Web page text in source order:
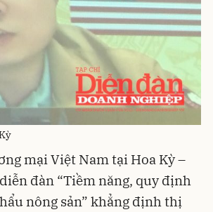
mại Việt Nam tại Hoa Kỳ –
đàn “Tiềm năng, quy định
nông sản” khẳng định thị